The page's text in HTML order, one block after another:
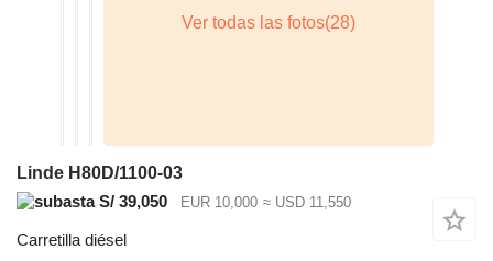
Linde H80D/1100-03
S/ 39,050
EUR 10,000 ≈ USD 11,550
Carretilla diésel